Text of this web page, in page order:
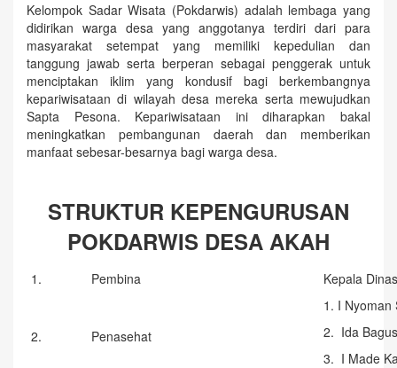
Kelompok Sadar Wisata (Pokdarwis) adalah lembaga yang
didirikan warga desa yang anggotanya terdiri dari para
masyarakat setempat yang memiliki kepedulian dan
tanggung jawab serta berperan sebagai penggerak untuk
menciptakan iklim yang kondusif bagi berkembangnya
kepariwisataan di wilayah desa mereka serta mewujudkan
Sapta Pesona. Kepariwisataan ini diharapkan bakal
meningkatkan pembangunan daerah dan memberikan
manfaat sebesar-besarnya bagi warga desa.
STRUKTUR KEPENGURUSAN
POKDARWIS DESA AKAH
1. Pembina Kepala
2. Penasehat
1. I Nyoman
2. Ida
3. I Made